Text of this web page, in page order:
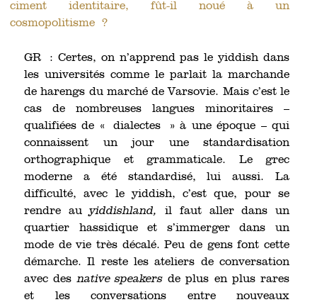
ciment identitaire, fût-il noué à un
cosmopolitisme ?
GR : Certes, on n’apprend pas le yiddish dans
les universités comme le parlait la marchande
de harengs du marché de Varsovie. Mais c’est le
cas de nombreuses langues minoritaires –
qualifiées de « dialectes » à une époque – qui
connaissent un jour une standardisation
orthographique et grammaticale. Le grec
moderne a été standardisé, lui aussi. La
difficulté, avec le yiddish, c’est que, pour se
rendre auyiddishland,
il faut aller dans un
quartier hassidique et s’immerger dans un
mode de vie très décalé. Peu de gens font cette
démarche. Il reste les ateliers de conversation
avec desnative speakersde plus en plus rares
et les conversations entre nouveaux